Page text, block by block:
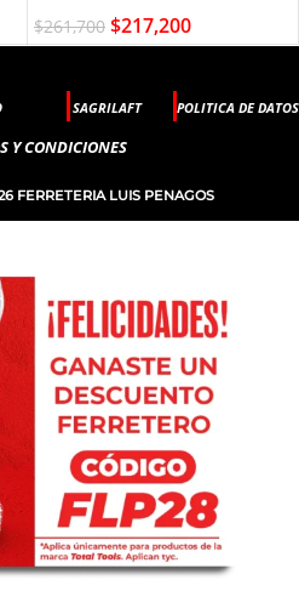
$261,700 $217,200
SAGRILAFT POLITICA DE DATOS
Y CONDICIONES
FERRETERIA LUIS PENAGOS